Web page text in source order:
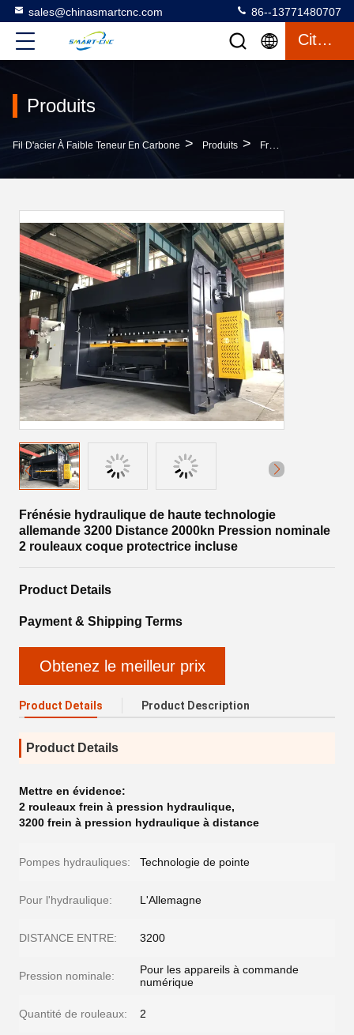
sales@chinasmartcnc.com 86--13771480707
Citation
Produits
Fil D'acier À Faible Teneur En Carbone > Produits > Frein De Presse Hydraulique
Frénésie hydraulique de haute technologie
allemande 3200 Distance 2000kn Pression nominale
2 rouleaux coque protectrice incluse
Product Details
Payment & Shipping Terms
Obtenez le meilleur prix
Product Details Product Description
Product Details
Mettre en évidence:
2 rouleaux frein à pression hydraulique,
3200 frein à pression hydraulique à distance
Pompes hydrauliques: Technologie de pointe
Pour l'hydraulique: L'Allemagne
DISTANCE ENTRE: 3200
Pression nominale:
Pour les appareils à commande
numérique
Quantité de rouleaux: 2